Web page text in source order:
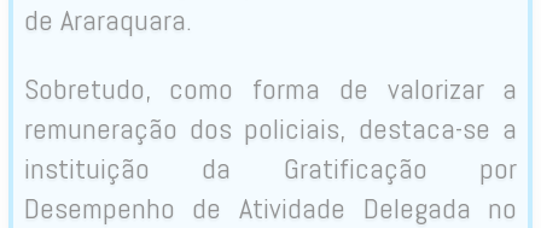
de Araraquara.
Sobretudo, como forma de valorizar a
remuneração dos policiais, destaca-se a
instituição da Gratificação por
Desempenho de Atividade Delegada no